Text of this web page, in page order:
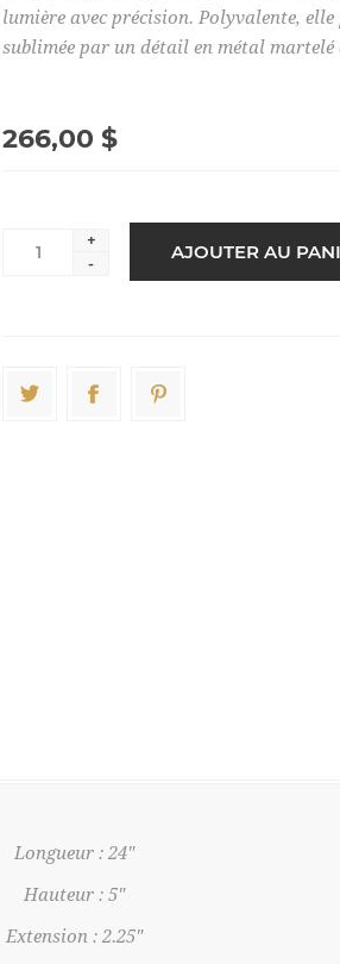
lumière avec précision. Polyvalente,
sublimée par un détail en métal
266,00 $
+
-
Longueur : 24"
Hauteur : 5"
Extension : 2.25"